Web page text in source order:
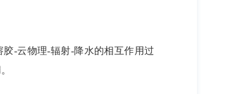
胶-云物理-辐射-降水的相互作用过